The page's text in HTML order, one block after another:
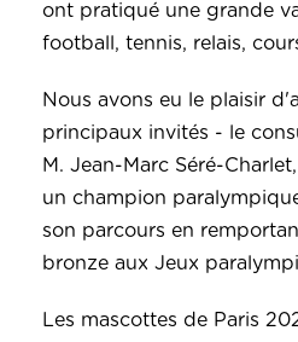
ont pratiqué une grande
football, tennis, relais,
Nous avons eu le plaisir
principaux invités - le
M. Jean-Marc Séré-
un champion
son parcours en
bronze aux Jeux
Les mascottes de Paris